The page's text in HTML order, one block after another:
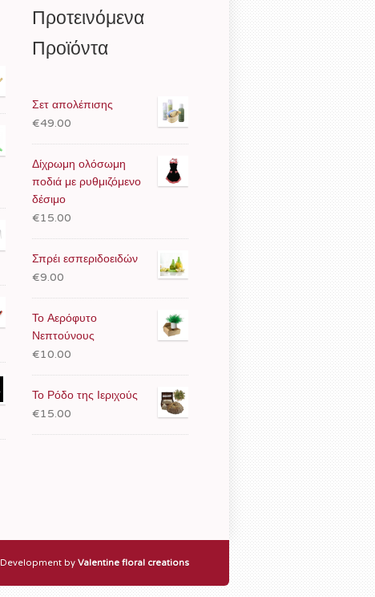
Προτεινόμενα
Προϊόντα
Σετ απολέπισης
€49.00
Δίχρωμη ολόσωμη
ποδιά με ρυθμιζόμενο
δέσιμο
€15.00
Σπρέι εσπεριδοειδών
€9.00
Το Αερόφυτο
Νεπτούνους
€10.00
Το Ρόδο της Ιεριχούς
€15.00
Development by Valentine floral creations